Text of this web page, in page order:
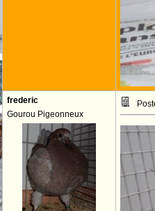
frederic
Gourou Pigeonneux